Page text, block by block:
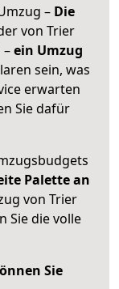
– Die
von Trier
ein Umzug
sein, was
erwarten
Sie dafür
Palette an
von Trier
Sie die volle
Sie